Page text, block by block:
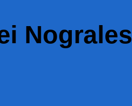
Nograles